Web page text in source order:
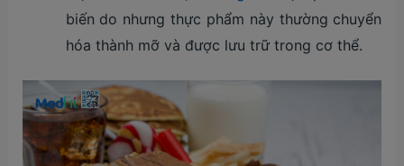
biến do nhưng thực phẩm này thường chuyển
hóa thành mỡ và được lưu trữ trong cơ thể.